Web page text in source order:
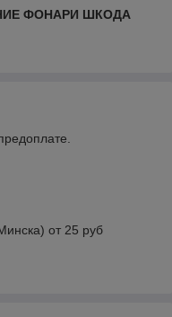
ФОНАРИ ШКОДА
от 25 руб